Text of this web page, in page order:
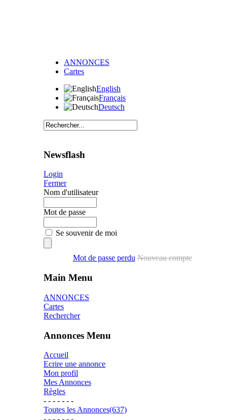
ANNONCES
Cartes
English
Français
Deutsch
Newsflash
Login
Fermer
Nom d'utilisateur
Mot de passe
Se souvenir de moi
Mot de passe perdu Nouveau compte
Main Menu
ANNONCES
Cartes
Rechercher
Annonces Menu
Accueil
Ecrire une annonce
Mon profil
Mes Annonces
Règles
- - - - - - -
Toutes les Annonces(637)